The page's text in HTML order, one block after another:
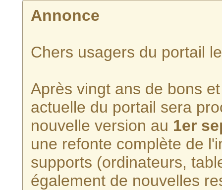
Annonce
Chers usagers du portail
Après vingt ans de bons
actuelle du portail sera
nouvelle version au 1er
une refonte complète de
supports (ordinateurs,
également de nouvelles